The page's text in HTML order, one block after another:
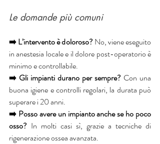
Le domande più comuni
➡️ L’intervento è doloroso? No, viene eseguito
in anestesia locale e il dolore post-operatorio è
minimo e controllabile.
➡️ Gli impianti durano per sempre? Con una
buona igiene e controlli regolari, la durata può
superare i 20 anni.
➡️ Posso avere un impianto anche se ho poco
osso? In molti casi sì, grazie a tecniche di
rigenerazione ossea avanzata.